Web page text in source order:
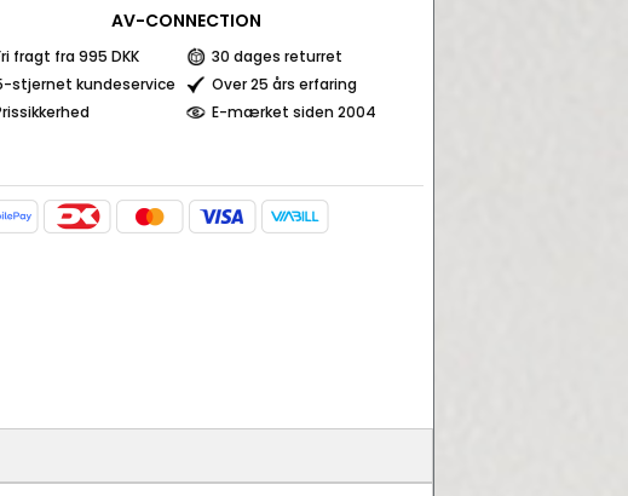
AV-CONNECTION
fragt fra 995 DKK
30 dages returret
stjernet kundeservice
Over 25 års erfaring
E-mærket siden 2004